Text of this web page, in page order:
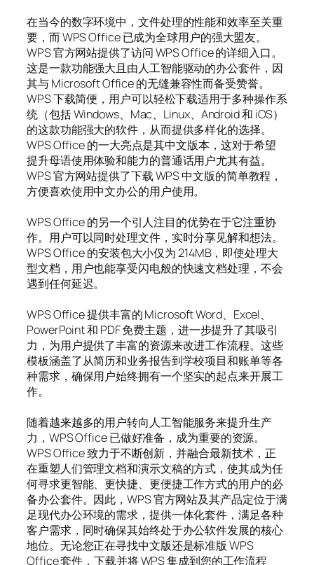
在当今的数字环境中，文件处理的性能和效率至关重
要，而 WPS Office 已成为全球用户的强大盟友。
WPS 官方网站提供了访问 WPS Office 的详细入口。
这是一款功能强大且由人工智能驱动的办公套件，因
其与 Microsoft Office 的无缝兼容性而备受赞誉。
WPS 下载简便，用户可以轻松下载适用于多种操作系
统（包括 Windows、Mac、Linux、Android 和 iOS）
的这款功能强大的软件，从而提供多样化的选择。
WPS Office 的一大亮点是其中文版本，这对于希望
提升母语使用体验和能力的普通话用户尤其有益。
WPS 官方网站提供了下载 WPS 中文版的简单教程，
方便喜欢使用中文办公的用户使用。
WPS Office 的另一个引人注目的优势在于它注重协
作。用户可以同时处理文件，实时分享见解和想法。
WPS Office 的安装包大小仅为 214MB，即使处理大
型文档，用户也能享受闪电般的快速文档处理，不会
遇到任何延迟。
WPS Office 提供丰富的 Microsoft Word、Excel、
PowerPoint 和 PDF 免费主题，进一步提升了其吸引
力，为用户提供了丰富的资源来改进工作流程。这些
模板涵盖了从简历和业务报告到学校项目和账单等各
种需求，确保用户始终拥有一个坚实的起点来开展工
作。
随着越来越多的用户转向人工智能服务来提升生产
力，WPS Office 已做好准备，成为重要的资源。
WPS Office 致力于不断创新，并融合最新技术，正
在重塑人们管理文档和演示文稿的方式，使其成为任
何寻求更智能、更快捷、更便捷工作方式的用户的必
备办公套件。因此，WPS 官方网站及其产品定位于满
足现代办公环境的需求，提供一体化套件，满足各种
客户需求，同时确保其始终处于办公软件发展的核心
地位。无论您正在寻找中文版还是标准版 WPS
Office 套件，下载并将 WPS 集成到您的工作流程